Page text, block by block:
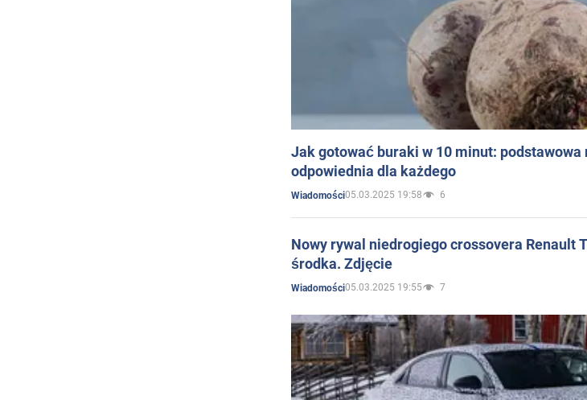
Jak gotować buraki w 10 minut:
odpowiednia dla każdego
Wiadomości05.03.2025 19:58 6
Nowy rywal niedrogiego crossovera Renault
środka. Zdjęcie
Wiadomości05.03.2025 19:55 7